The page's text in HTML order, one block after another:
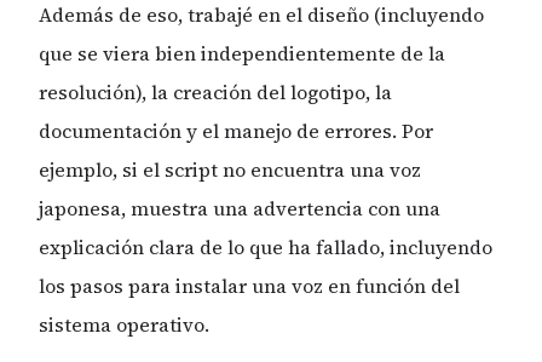
Además de eso, trabajé en el diseño (incluyendo
que se viera bien independientemente de la
resolución), la creación del logotipo, la
documentación y el manejo de errores. Por
ejemplo, si el script no encuentra una voz
japonesa, muestra una advertencia con una
explicación clara de lo que ha fallado, incluyendo
los pasos para instalar una voz en función del
sistema operativo.